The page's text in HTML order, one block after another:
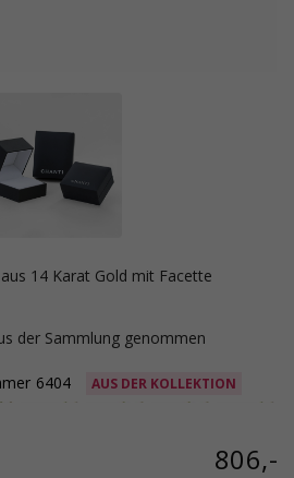
der Sammlung genommen
6404 AUS DER KOLLEKTION
806,-